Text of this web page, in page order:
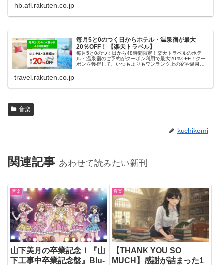
hb.afl.rakuten.co.jp
毎月5と0のつく日からホテル・温泉宿が最大
20％OFF！ 【楽天トラベル】
毎月5と0のつく日から48時間限定！楽天トラベルのホテ
ル・温泉宿のご予約がクーポン利用で最大20％OFF！クー
ポンを獲得して、いつもよりもワンランク上の宿や温泉宿
travel.rakuten.co.jp
音楽
kuchikomi
関連記事 あわせて読みたい新刊
音楽
山下美月の卒業記念！『山
下工事中卒業記念盤』Blu-
音楽
【THANK YOU SO
MUCH】感謝が詰まった1